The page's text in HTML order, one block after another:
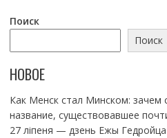
Поиск
Поиск
НОВОЕ
Как Менск стал Минском: зачем
название, существовавшее
27 ліпеня — дзень Ежы Гедройца